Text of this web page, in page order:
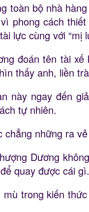
toàn bộ nhà
vì phong cách
lực cùng với “mị
đoán tên tài xế
thấy anh, liền
này ngay đến
tự nhiên.
chẳng những ra
Dương
quay được cái gì.
trong kiến